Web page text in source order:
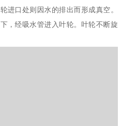
进口处则因水的排出而形成真空。
，经吸水管进入叶轮。叶轮不断旋